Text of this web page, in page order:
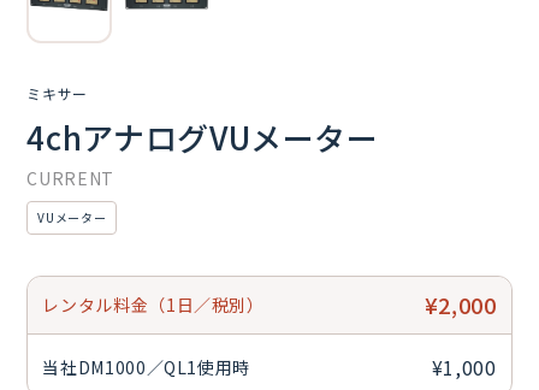
ミキサー
4chアナログVUメーター
CURRENT
VUメーター
レンタル料金（1日／税別） ¥2,000
当社DM1000／QL1使用時 ¥1,000